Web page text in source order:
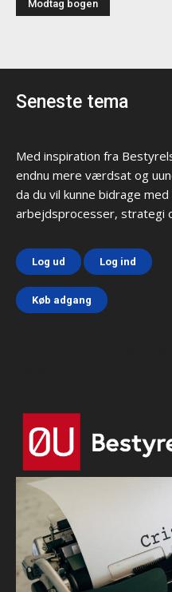
Seneste tema
Med inspiration fra
endnu mere værdsat og
da du vil kunne bidrage
arbejdsprocesser, strategi
Log ud Log ind
Køb adgang